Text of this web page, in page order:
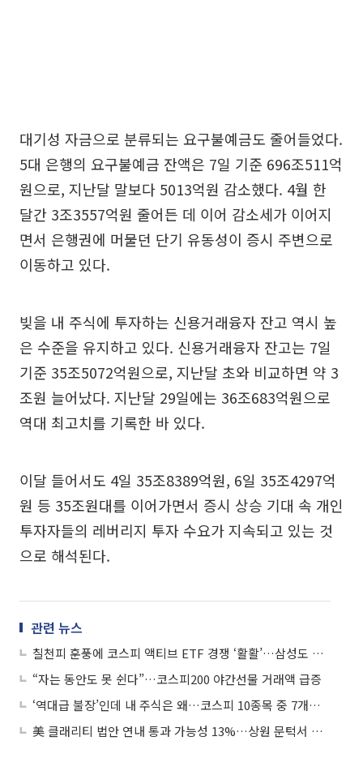
대기성 자금으로 분류되는 요구불예금도 줄어들었다.
5대 은행의 요구불예금 잔액은 7일 기준 696조511억
원으로, 지난달 말보다 5013억원 감소했다. 4월 한
달간 3조3557억원 줄어든 데 이어 감소세가 이어지
면서 은행권에 머물던 단기 유동성이 증시 주변으로
이동하고 있다.
빚을 내 주식에 투자하는 신용거래융자 잔고 역시 높
은 수준을 유지하고 있다. 신용거래융자 잔고는 7일
기준 35조5072억원으로, 지난달 초와 비교하면 약 3
조원 늘어났다. 지난달 29일에는 36조683억원으로
역대 최고치를 기록한 바 있다.
이달 들어서도 4일 35조8389억원, 6일 35조4297억
원 등 35조원대를 이어가면서 증시 상승 기대 속 개인
투자자들의 레버리지 투자 수요가 지속되고 있는 것
으로 해석된다.
관련 뉴스
칠천피 훈풍에 코스피 액티브 ETF 경쟁 ‘활활’…삼성도 참전
“자는 동안도 못 쉰다”…코스피200 야간선물 거래액 급증
‘역대급 불장’인데 내 주식은 왜…코스피 10종목 중 7개는 안 올랐다
美 클래리티 법안 연내 통과 가능성 13%…상원 문턱서 제동